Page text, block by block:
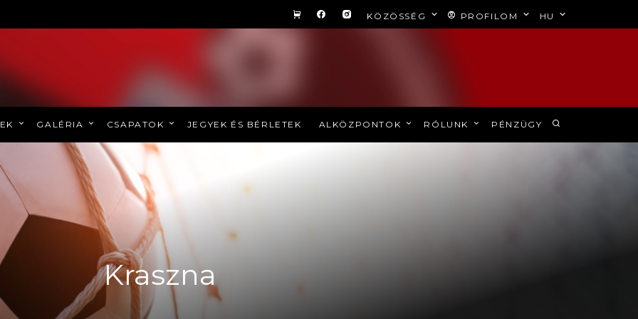
KÖZÖSSÉG PROFILOM HU
GALÉRIA CSAPATOK JEGYEK ÉS BÉRLETEK ALKÖZPONTOK RÓLUNK PÉNZÜGY
Kraszna